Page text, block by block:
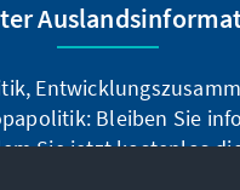
Bleiben Sie
Sie jetzt kostenlos